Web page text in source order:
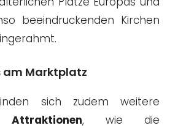
beeindruckenden Kirchen
am Marktplatz
sich zudem weitere
Attraktionen, wie die